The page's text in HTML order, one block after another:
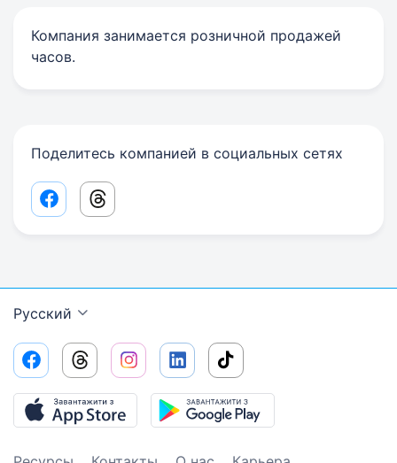
Компания занимается розничной продажей
часов.
Поделитесь компанией в социальных сетях
Facebook share link
Threads share link
Русский